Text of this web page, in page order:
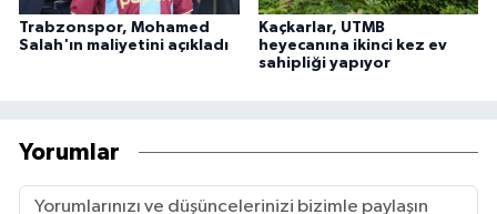
Trabzonspor, Mohamed
Salah'ın maliyetini açıkladı
Kaçkarlar, UTMB
heyecanına ikinci kez ev
sahipliği yapıyor
Yorumlar